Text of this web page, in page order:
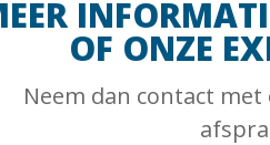
OF ONZE
Neem dan contact